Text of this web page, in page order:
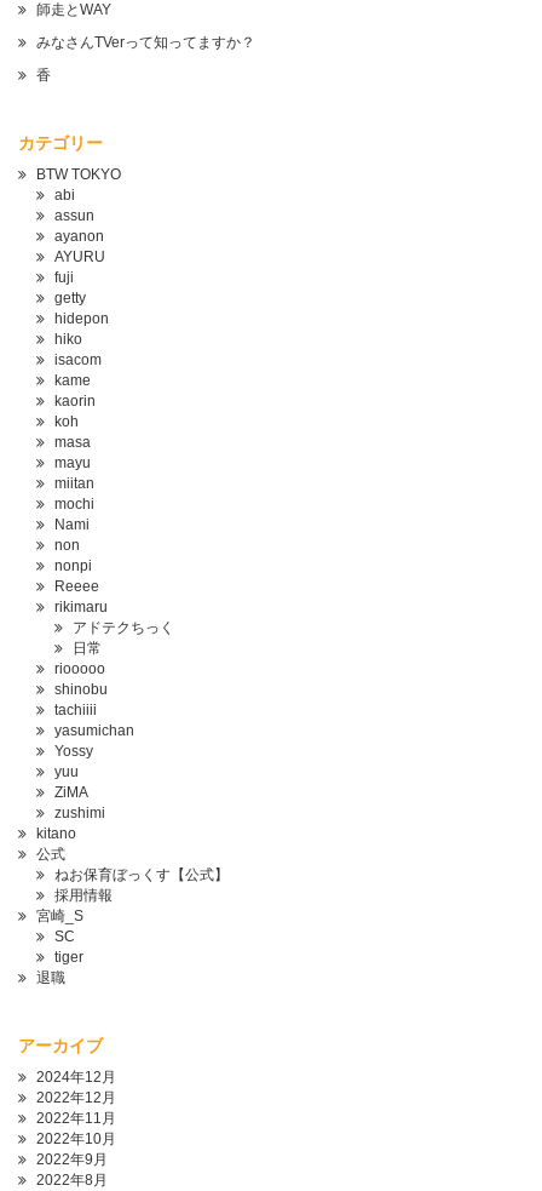
師走とWAY
みなさんTVerって知ってますか？
香
カテゴリー
BTW TOKYO
abi
assun
ayanon
AYURU
fuji
getty
hidepon
hiko
isacom
kame
kaorin
koh
masa
mayu
miitan
mochi
Nami
non
nonpi
Reeee
rikimaru
アドテクちっく
日常
riooooo
shinobu
tachiiii
yasumichan
Yossy
yuu
ZiMA
zushimi
kitano
公式
ねお保育ぼっくす【公式】
採用情報
宮崎_S
SC
tiger
退職
アーカイブ
2024年12月
2022年12月
2022年11月
2022年10月
2022年9月
2022年8月